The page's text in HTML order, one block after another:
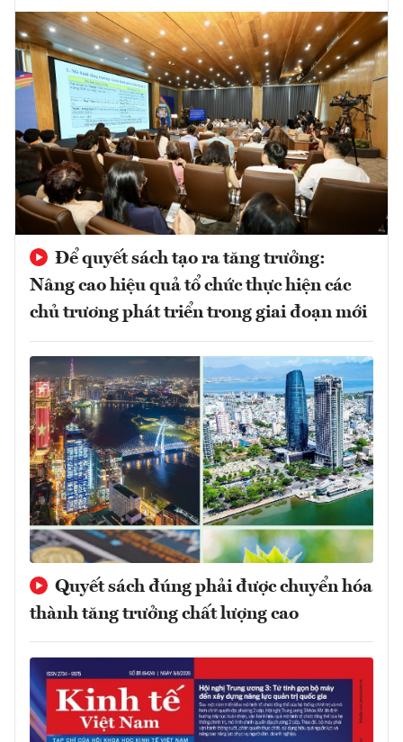
Để quyết sách tạo ra tăng trưởng:
Nâng cao hiệu quả tổ chức thực hiện các
chủ trương phát triển trong giai đoạn mới
Quyết sách đúng phải được chuyển hóa
thành tăng trưởng chất lượng cao